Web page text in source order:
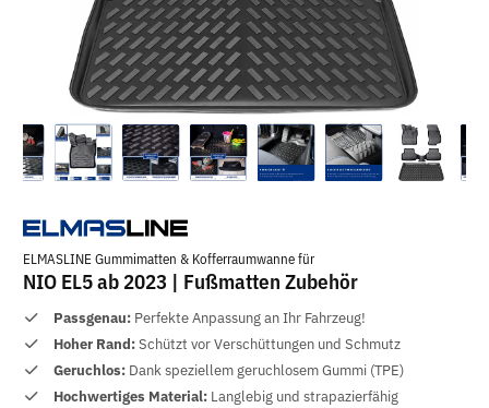
ELMASLINE Gummimatten & Kofferraumwanne für
NIO EL5 ab 2023 | Fußmatten Zubehör
Passgenau: Perfekte Anpassung an Ihr Fahrzeug!
Hoher Rand:Schützt vor Verschüttungen und Schmutz
Geruchlos: Dank speziellem geruchlosem Gummi (TPE)
Hochwertiges Material: Langlebig und strapazierfähig